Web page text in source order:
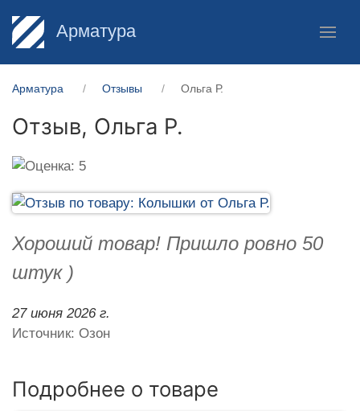
Арматура
Арматура Отзывы Ольга Р.
Отзыв, Ольга Р.
Хороший товар! Пришло ровно 50
штук )
27 июня 2026 г.
Источник: Озон
Подробнее о товаре